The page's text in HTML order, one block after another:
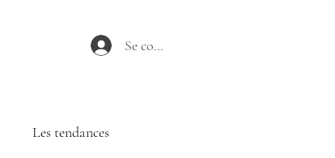
Se connecter
Les tendances